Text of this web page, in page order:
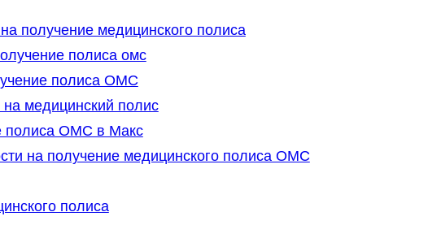
получение медицинского полиса
полиса омс
полиса ОМС
медицинский полис
полиса ОМС в Макс
на получение медицинского полиса ОМС
полиса